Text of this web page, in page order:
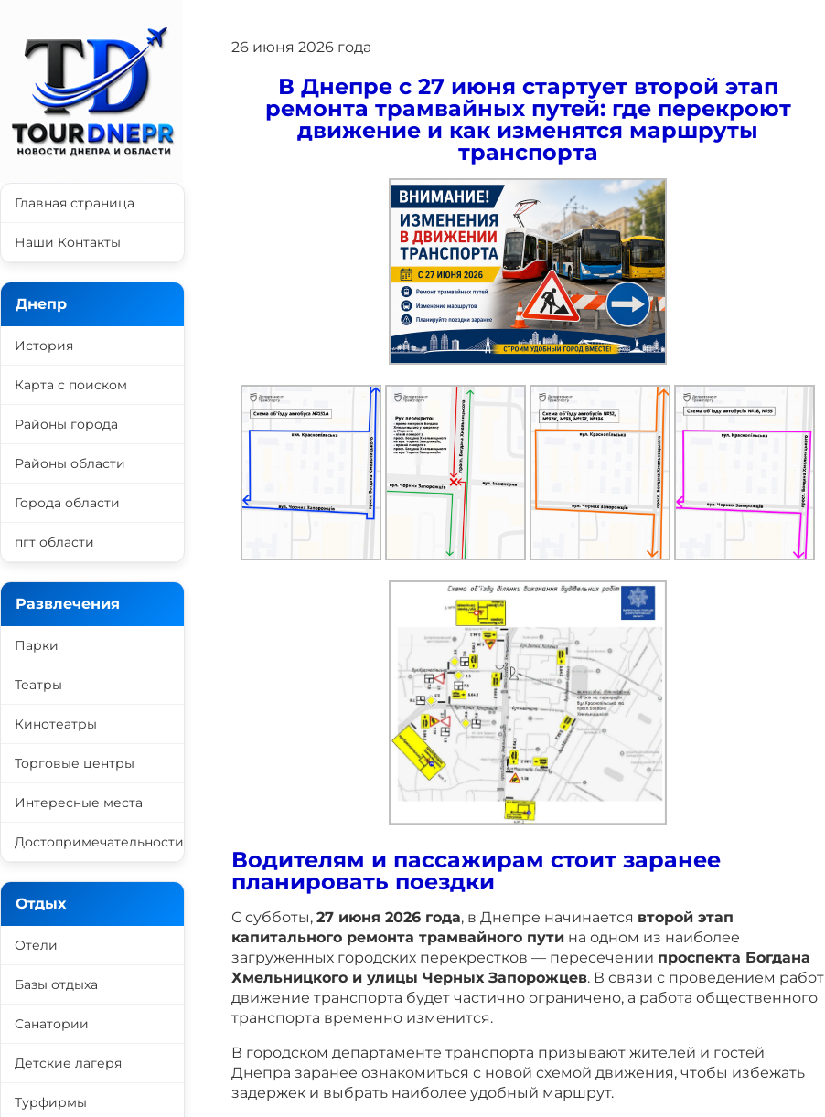
26 июня 2026 года
В Днепре с 27 июня стартует второй этап
ремонта трамвайных путей: где перекроют
движение и как изменятся маршруты
транспорта
Водителям и пассажирам стоит заранее
планировать поездки
С субботы, 27 июня 2026 года, в Днепре начинается второй этап
капитального ремонта трамвайного пути на одном из наиболее
загруженных городских перекрестков — пересечении проспекта Богдана
Хмельницкого и улицы Черных Запорожцев. В связи с проведением работ
движение транспорта будет частично ограничено, а работа общественного
транспорта временно изменится.
В городском департаменте транспорта призывают жителей и гостей
Днепра заранее ознакомиться с новой схемой движения, чтобы избежать
задержек и выбрать наиболее удобный маршрут.
Главная страница
Наши Контакты
Днепр
История
Карта с поиском
Районы города
Районы области
Города области
пгт области
Развлечения
Парки
Театры
Кинотеатры
Торговые центры
Интересные места
Достопримечательности
Отдых
Отели
Базы отдыха
Санатории
Детские лагеря
Турфирмы